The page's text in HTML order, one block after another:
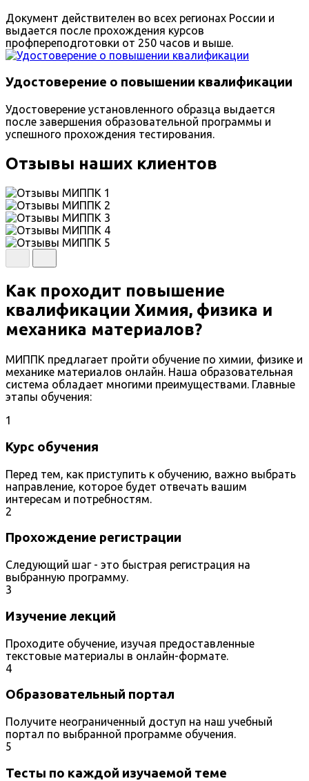
Документ действителен во всех регионах России и
выдается после прохождения курсов
профпереподготовки от 250 часов и выше.
Удостоверение о повышении квалификации
Удостоверение установленного образца выдается
после завершения образовательной программы и
успешного прохождения тестирования.
Отзывы наших клиентов
Как проходит повышение
квалификации Химия, физика и
механика материалов?
МИППК предлагает пройти обучение по химии, физике и
механике материалов онлайн. Наша образовательная
система обладает многими преимуществами. Главные
этапы обучения:
1
Курс обучения
Перед тем, как приступить к обучению, важно выбрать
направление, которое будет отвечать вашим
интересам и потребностям.
2
Прохождение регистрации
Следующий шаг - это быстрая регистрация на
выбранную программу.
3
Изучение лекций
Проходите обучение, изучая предоставленные
текстовые материалы в онлайн-формате.
4
Образовательный портал
Получите неограниченный доступ на наш учебный
портал по выбранной программе обучения.
5
Тесты по каждой изучаемой теме